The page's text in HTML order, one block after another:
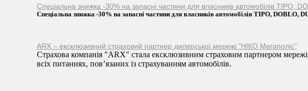
Спеціальна знижка -30% на запасні частини для власників автомобілів TIPO,
Спеціальна знижка -30% на запасні частини для власників автомобілів TIPO, DOBLO,
ARX – ексклюзивний страховий партнер дилерської мережі "НІКО Мегаполіс"
Страхова компанія "ARX" стала ексклюзивним страховим партнером
всіх питаннях, пов’язаних із страхуванням автомобілів.